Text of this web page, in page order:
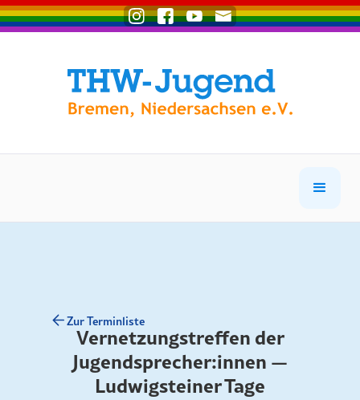
Zur Terminliste
Vernetzungstreffen der
Jugendsprecher:innen —
Ludwigsteiner Tage